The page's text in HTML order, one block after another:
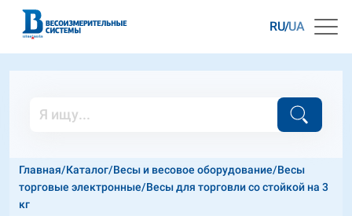
RU UA
Главная/Каталог/Весы и весовое оборудование/Весы
торговые электронные/Весы для торговли со стойкой на 3
кг